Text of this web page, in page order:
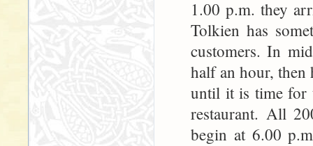
1.00 p.m. they
Tolkien has
customers. In
half an hour, then
until it is time for
restaurant. All
begin at 6.00